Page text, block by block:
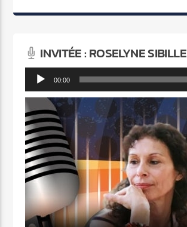
INVITÉE : ROSELYNE SIBILLE
Lecteur 00:00